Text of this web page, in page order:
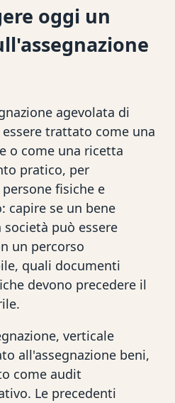
oggi un
agevolata di
trattato come una
o come una ricetta
pratico, per
fisiche e
capire se un bene
può essere
un percorso
quali documenti
devono precedere il
verticale
all'assegnazione beni,
come audit
Le precedenti